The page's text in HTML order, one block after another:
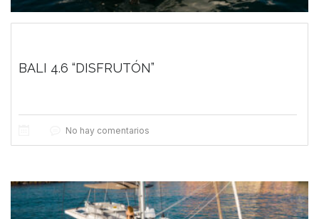
BALI 4.6 “DISFRUTÓN”
No hay comentarios